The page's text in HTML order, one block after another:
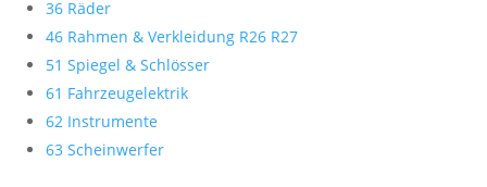
36 Räder
46 Rahmen & Verkleidung R26 R27
51 Spiegel & Schlösser
61 Fahrzeugelektrik
62 Instrumente
63 Scheinwerfer